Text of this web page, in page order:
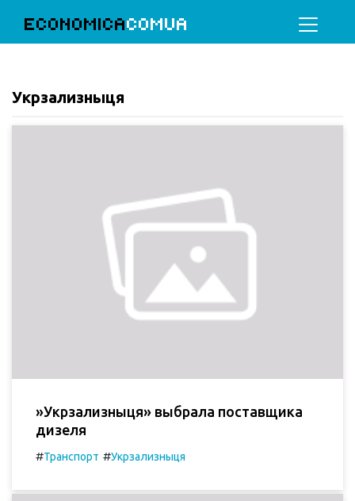
ECONOMICACOMUA
Укрзализныця
»Укрзализныця» выбрала поставщика
дизеля
#Транспорт #Укрзализныця